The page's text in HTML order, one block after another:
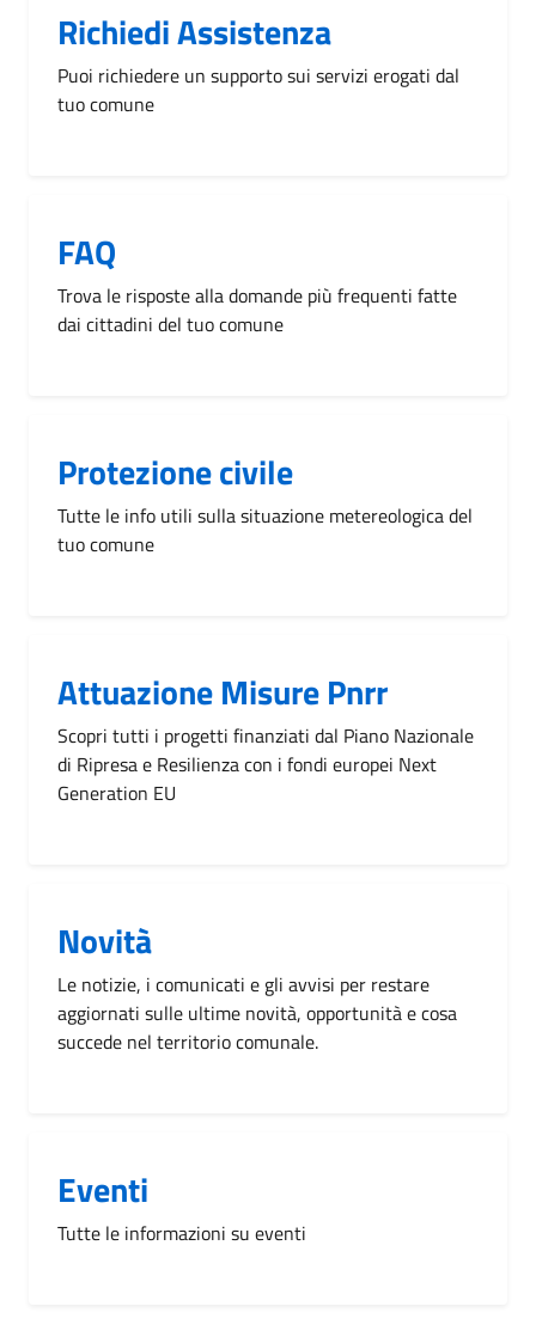
Richiedi Assistenza
Puoi richiedere un supporto sui servizi erogati dal
tuo comune
FAQ
Trova le risposte alla domande più frequenti fatte
dai cittadini del tuo comune
Protezione civile
Tutte le info utili sulla situazione metereologica del
tuo comune
Attuazione Misure Pnrr
Scopri tutti i progetti finanziati dal Piano Nazionale
di Ripresa e Resilienza con i fondi europei Next
Generation EU
Novità
Le notizie, i comunicati e gli avvisi per restare
aggiornati sulle ultime novità, opportunità e cosa
succede nel territorio comunale.
Eventi
Tutte le informazioni su eventi